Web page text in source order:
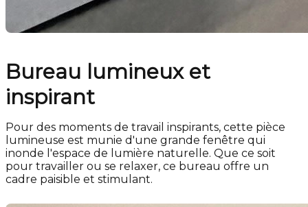
Bureau lumineux et
inspirant
Pour des moments de travail inspirants, cette pièce
lumineuse est munie d'une grande fenêtre qui
inonde l'espace de lumière naturelle. Que ce soit
pour travailler ou se relaxer, ce bureau offre un
cadre paisible et stimulant.